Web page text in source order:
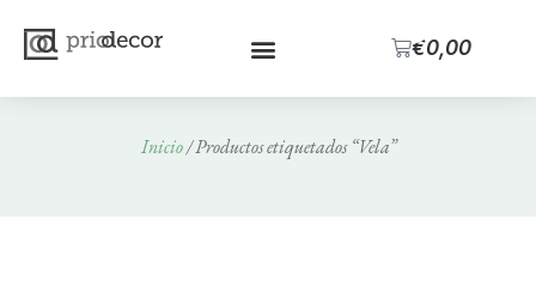
€0,00
Inicio/ Productos etiquetados “Vela”